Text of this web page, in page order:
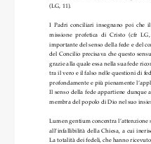
(LG, 11).
I  Padri  conciliari  insegnano  poi  che
missione  profetica  di  Cristo  (cfr
importante del senso della fede e del
del Concilio precisava che questo
grazie alla quale essa nella sua fede
tra il vero e il falso nelle questioni di
profondamente e più pienamente
Il senso della fede appartiene
membra del popolo di Dio nel suo
Lumen gentium concentra l’attenzione
all’infallibilità  della  Chiesa,  a  cui
La totalità dei fedeli, che hanno